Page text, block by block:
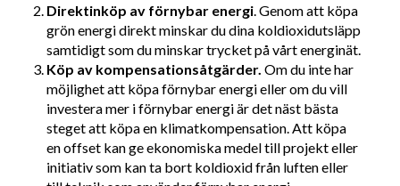
Direktinköp av förnybar energi. Genom att köpa
grön energi direkt minskar du dina koldioxidutsläpp
samtidigt som du minskar trycket på vårt energinät.
Köp av kompensationsåtgärder. Om du inte har
möjlighet att köpa förnybar energi eller om du vill
investera mer i förnybar energi är det näst bästa
steget att köpa en klimatkompensation. Att köpa
en offset kan ge ekonomiska medel till projekt eller
initiativ som kan ta bort koldioxid från luften eller